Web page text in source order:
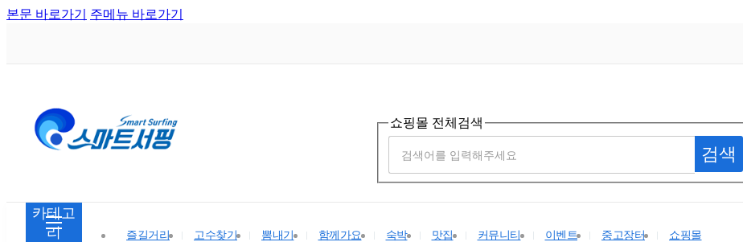
본문 바로가기 주메뉴 바로가기
쇼핑몰 전체검색
검색
카테고
리
즐길거리 고수찾기 뽐내기 함께가요 숙박 맛집 커뮤니티 이벤트 중고장터 쇼핑몰